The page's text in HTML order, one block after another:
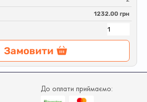
1232.00 грн
Замовити
До оплати приймаємо: